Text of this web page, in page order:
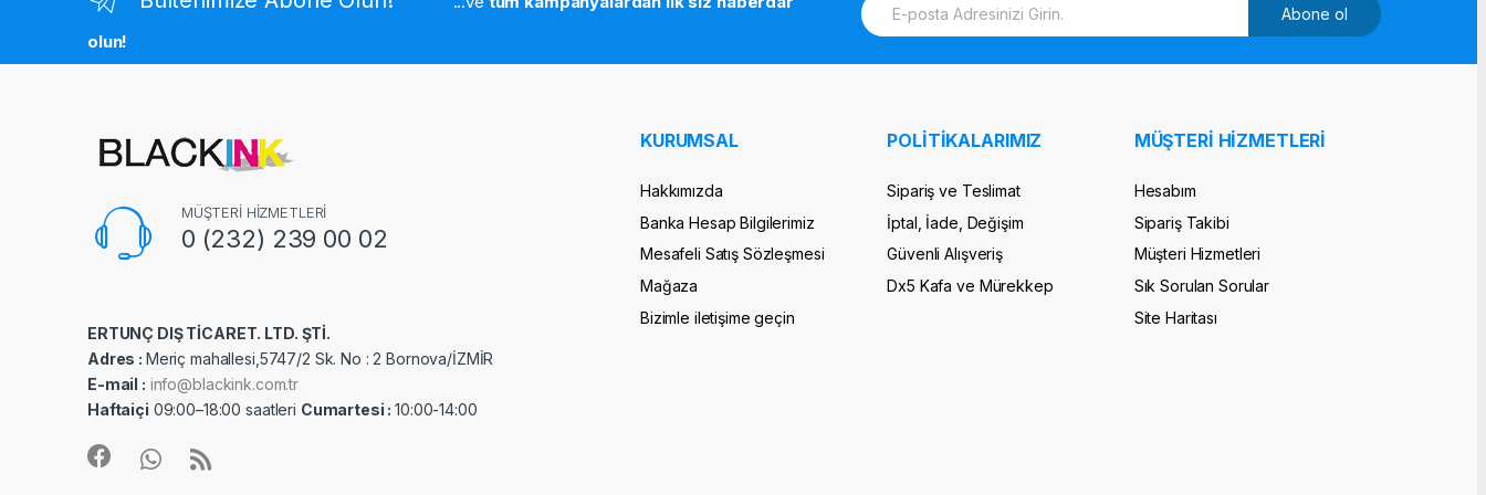
olun!
m
Abone ol
MÜŞTERİ HİZMETLERİ
0 (232) 239 00 02
ERTUNÇ DIŞ TİCARET. LTD. ŞTİ.
Adres : Meriç mahallesi,5747/2 Sk. No : 2 Bornova/İZMİR
E-mail : info@blackink.com.tr
Haftaiçi 09:00–18:00 saatleri Cumartesi :10:00-14:00
KURUMSAL
Hakkımızda
Banka Hesap Bilgilerimiz
Mesafeli Satış Sözleşmesi
Mağaza
Bizimle iletişime geçin
POLİTİKALARIMIZ
Sipariş ve Teslimat
İptal, İade, Değişim
Güvenli Alışveriş
Dx5 Kafa ve Mürekkep
MÜŞTERİ HİZMETLERİ
Hesabım
Sipariş Takibi
Müşteri Hizmetleri
Sık Sorulan Sorular
Site Haritası